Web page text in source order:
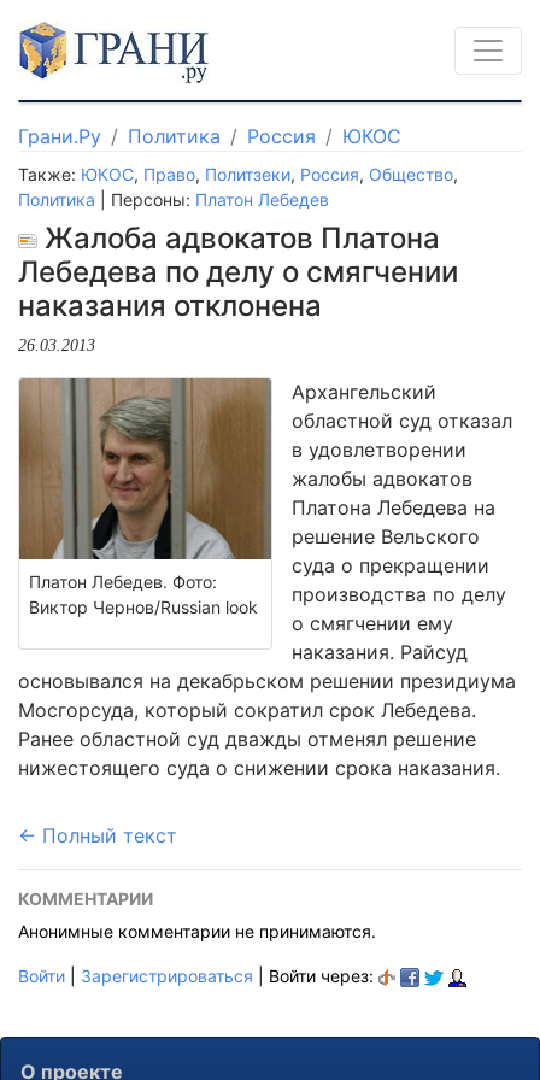
Грани.Ру Политика Россия ЮКОС
Также: ЮКОС, Право, Политзеки, Россия, Общество,
Политика | Персоны: Платон Лебедев
Жалоба адвокатов Платона
Лебедева по делу о смягчении
наказания отклонена
26.03.2013
Платон Лебедев. Фото:
Виктор Чернов/Russian look
Архангельский
областной суд отказал
в удовлетворении
жалобы адвокатов
Платона Лебедева на
решение Вельского
суда о прекращении
производства по делу
о смягчении ему
наказания. Райсуд
основывался на декабрьском решении президиума
Мосгорсуда, который сократил срок Лебедева.
Ранее областной суд дважды отменял решение
нижестоящего суда о снижении срока наказания.
← Полный текст
КОММЕНТАРИИ
Анонимные комментарии не принимаются.
Войти Зарегистрироваться | Войти через:
О проекте